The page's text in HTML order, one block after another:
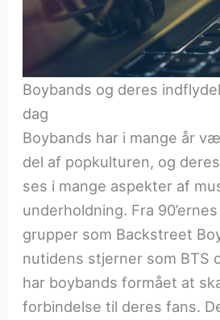
Boybands og deres
dag
Boybands har i mange år
del af popkulturen, og
ses i mange aspekter af
underholdning. Fra
grupper som Backstreet
nutidens stjerner som BTS
har boybands formået at
forbindelse til deres fans.